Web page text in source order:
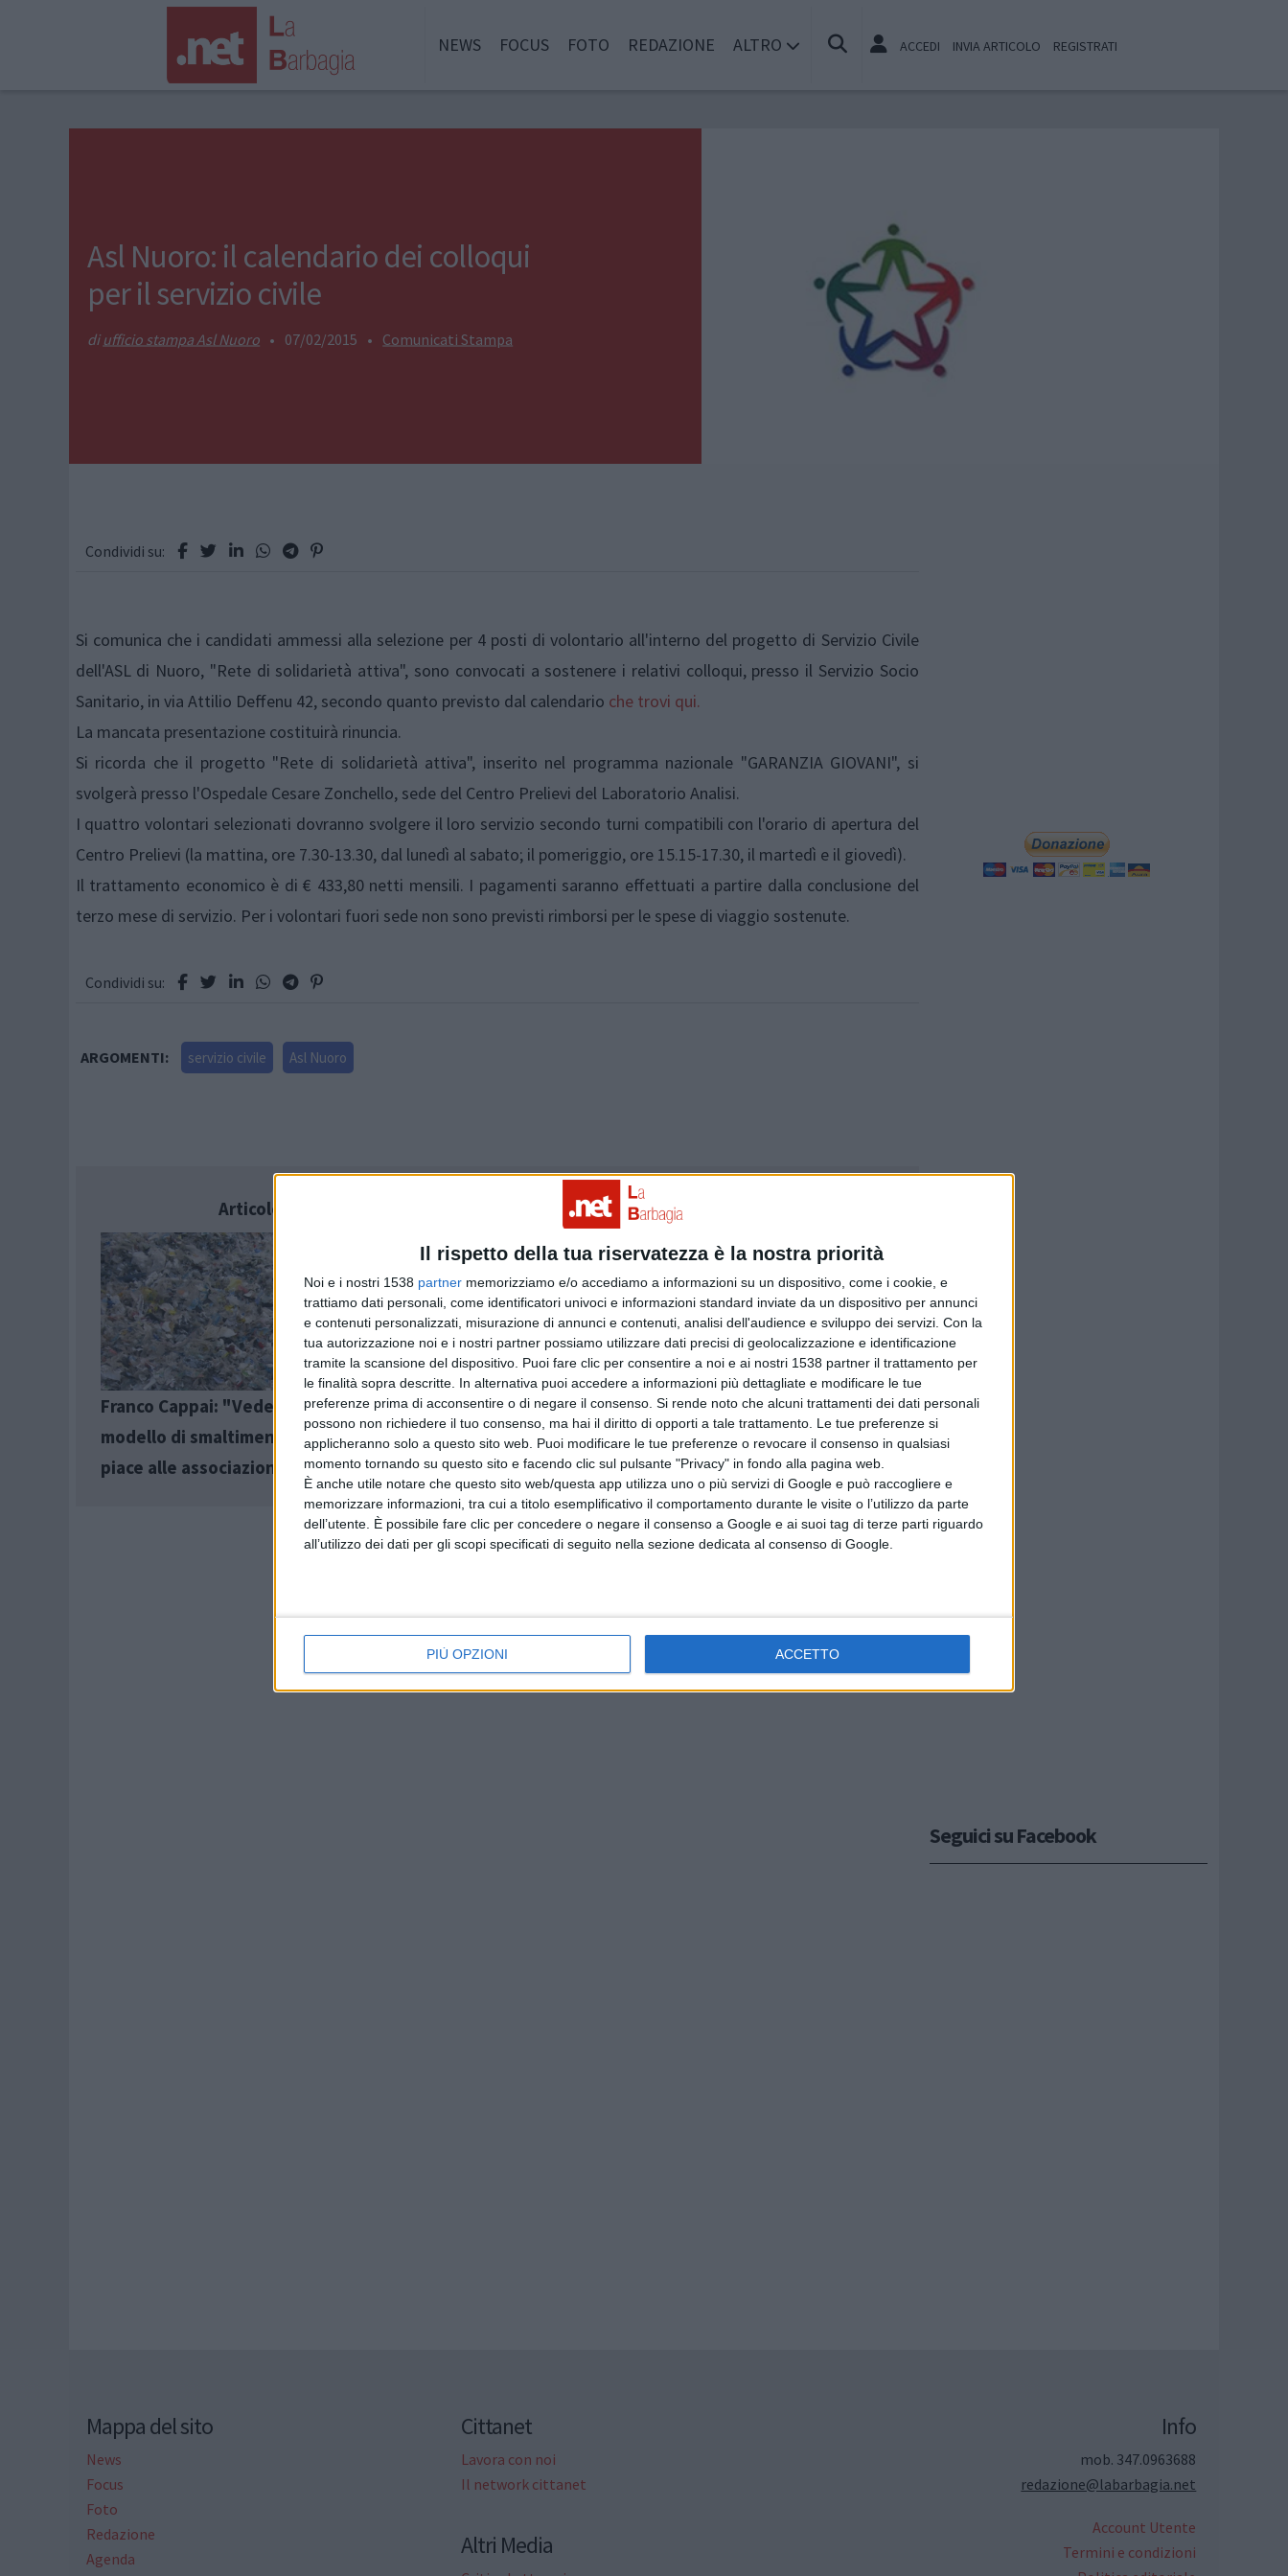
Il rispetto della tua riservatezza è la nostra priorità
Noi e i nostri 1538 partner memorizziamo e/o accediamo a informazioni su un dispositivo, come i cookie, e
trattiamo dati personali, come identificatori univoci e informazioni standard inviate da un dispositivo per annunci
e contenuti personalizzati, misurazione di annunci e contenuti, analisi dell'audience e sviluppo dei servizi. Con la
tua autorizzazione noi e i nostri partner possiamo utilizzare dati precisi di geolocalizzazione e identificazione
tramite la scansione del dispositivo. Puoi fare clic per consentire a noi e ai nostri 1538 partner il trattamento per
le finalità sopra descritte. In alternativa puoi accedere a informazioni più dettagliate e modificare le tue
preferenze prima di acconsentire o di negare il consenso. Si rende noto che alcuni trattamenti dei dati personali
possono non richiedere il tuo consenso, ma hai il diritto di opporti a tale trattamento. Le tue preferenze si
applicheranno solo a questo sito web. Puoi modificare le tue preferenze o revocare il consenso in qualsiasi
momento tornando su questo sito e facendo clic sul pulsante "Privacy" in fondo alla pagina web.
È anche utile notare che questo sito web/questa app utilizza uno o più servizi di Google e può raccogliere e
memorizzare informazioni, tra cui a titolo esemplificativo il comportamento durante le visite o l’utilizzo da parte
dell’utente. È possibile fare clic per concedere o negare il consenso a Google e ai suoi tag di terze parti riguardo
all’utilizzo dei dati per gli scopi specificati di seguito nella sezione dedicata al consenso di Google.
PIÙ OPZIONI ACCETTO
NEWS FOCUS FOTO REDAZIONE ALTRO ACCEDI INVIA ARTICOLO REGISTRATI
Asl Nuoro: il calendario dei colloqui
per il servizio civile
ufficio stampa Asl Nuoro • 07/02/2015 • Comunicati Stampa
Condividi su:
Si comunica che i candidati ammessi alla selezione per 4 posti di volontario all'interno del progetto di Servizio Civile
dell'ASL di Nuoro, "Rete di solidarietà attiva", sono convocati a sostenere i relativi colloqui, presso il Servizio Socio
Sanitario, in via Attilio Deffenu 42, secondo quanto previsto dal calendario che trovi qui.
La mancata presentazione costituirà rinuncia.
Si ricorda che il progetto "Rete di solidarietà attiva", inserito nel programma nazionale "GARANZIA GIOVANI", si
svolgerà presso l'Ospedale Cesare Zonchello, sede del Centro Prelievi del Laboratorio Analisi.
I quattro volontari selezionati dovranno svolgere il loro servizio secondo turni compatibili con l'orario di apertura del
Centro Prelievi (la mattina, ore 7.30-13.30, dal lunedì al sabato; il pomeriggio, ore 15.15-17.30, il martedì e il giovedì).
Il trattamento economico è di € 433,80 netti mensili. I pagamenti saranno effettuati a partire dalla conclusione del
terzo mese di servizio. Per i volontari fuori sede non sono previsti rimborsi per le spese di viaggio sostenute.
Condividi su:
ARGOMENTI: servizio civile Asl Nuoro
Articolo successivo
Franco Cappai: "Vedelago è fallita con il suo
modello di smaltimento dei rifiuti che tanto
piace alle associazioni ambientaliste "
Articolo precedente
La solidarietà di Nurnet e Antonello Gregorini
alle amministratrici di Oniferi per la grave
campagna diffamatoria
Seguici su Facebook
Mappa del sito
News
Focus
Foto
Redazione
Agenda
Cittanet
Lavora con noi
Il network cittanet
Altri Media
Info
mob. 347.0963688
redazione@labarbagia.net
Account Utente
Termini e condizioni